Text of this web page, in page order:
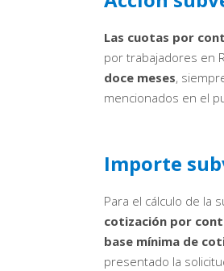
Las cuotas por
por trabajadores en
doce meses,
mencionados en el
Importe
Para el cálculo de la
cotización por
base mínima de
presentado la